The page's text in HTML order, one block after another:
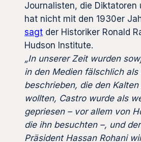
Journalisten, die Diktatoren
hat nicht mit den 1930er
sagt der Historiker Ronald
Hudson Institute.
„In unserer Zeit wurden
in den Medien fälschlich als
beschrieben, die den
wollten, Castro wurde als
gepriesen – vor allem von
die ihn besuchten –, und
Präsident Hassan Rohani